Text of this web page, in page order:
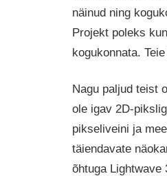
näinud ning
Projekt poleks
kogukonnata.
Nagu paljud teist
ole igav 2D-
pikseliveini ja
täiendavate
õhtuga